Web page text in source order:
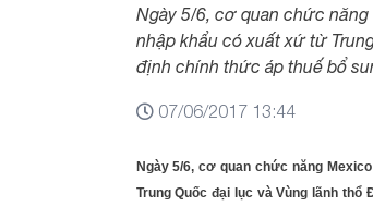
Ngày 5/6, cơ quan chức
nhập khẩu có xuất xứ từ
định chính thức áp thuế bổ
07/06/2017 13:44
Ngày 5/6, cơ quan chức năng
Trung Quốc đại lục và Vùng lãnh